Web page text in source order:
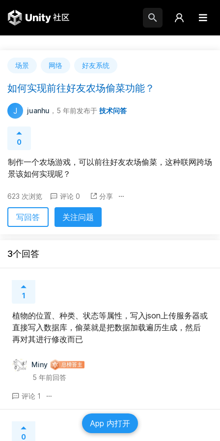
场景 网络 好友系统
如何实现前往好友农场偷菜功能？
J juanhu ，5 年前发布于 技术问答
0
制作一个农场游戏，可以前往好友农场偷菜，这种联网跨场
景该如何实现呢？
623 次浏览 评论 0 分享
写回答 关注问题
3个回答
1
植物的位置、种类、状态等属性，写入json上传服务器或
直接写入数据库，偷菜就是把数据加载遍历生成，然后
再对其进行修改而已
Miny
5 年前回答
评论 1
0
App 内打开